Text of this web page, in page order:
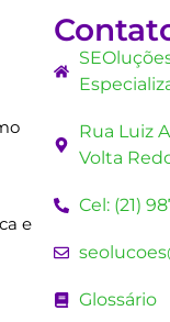
e
Rua Luiz
Volta
Cel: (21)
Glossário